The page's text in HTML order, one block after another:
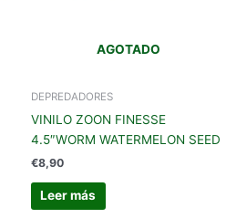
AGOTADO
DEPREDADORES
VINILO ZOON FINESSE
4.5″WORM WATERMELON SEED
€8,90
Leer más